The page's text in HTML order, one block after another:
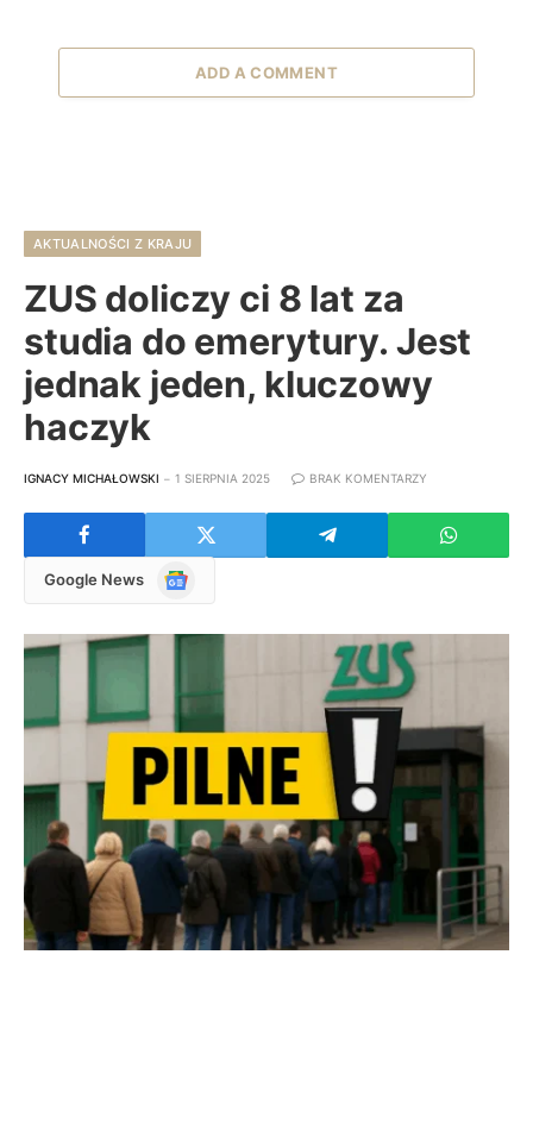
ADD A COMMENT
AKTUALNOŚCI Z KRAJU
ZUS doliczy ci 8 lat za
studia do emerytury. Jest
jednak jeden, kluczowy
haczyk
IGNACY MICHAŁOWSKI 1 SIERPNIA 2025 BRAK KOMENTARZY
Google News
Google